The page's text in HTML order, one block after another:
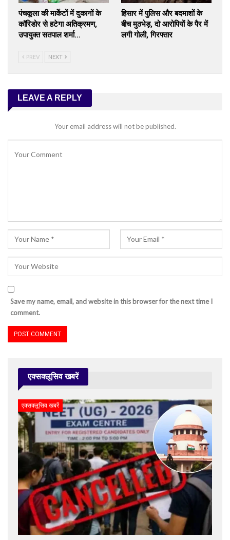
पंचकूला की मार्केटों में दुकानों के
कॉरिडोर से हटेगा अतिक्रमण,
उपायुक्त सतपाल शर्मा…
हिसार में पुलिस और बदमाशों के
बीच मुठभेड़, दो आरोपियों के पैर में
लगी गोली, गिरफ्तार
PREV NEXT
LEAVE A REPLY
Your email address will not be published.
Save my name, email, and website in this browser for the next time I
comment.
एक्सक्लूसिव खबरें
एक्सक्लूसिव खबरें